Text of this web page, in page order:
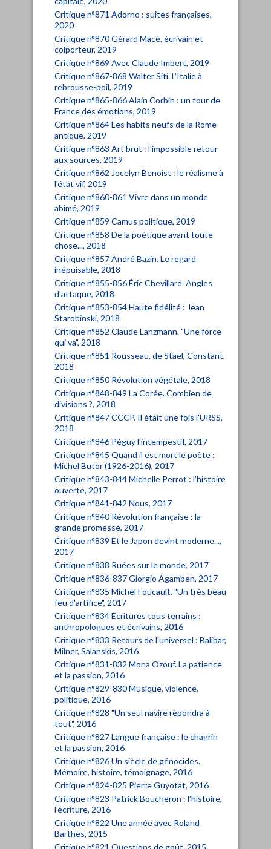
Critique n°871 Adorno : suites françaises,
2020
Critique n°870 Gérard Macé, écrivain et
colporteur, 2019
Critique n°869 Avec Claude Imbert, 2019
Critique n°867-868 Walter Siti. L'Italie à
rebrousse-poil, 2019
Critique n°865-866 Alain Corbin : un tour de
France des émotions, 2019
Critique n°864 Les habits neufs de la Rome
antique, 2019
Critique n°863 Art brut : l'impossible retour
aux sources, 2019
Critique n°862 Jocelyn Benoist : le réalisme à
l'état vif, 2019
Critique n°860-861 Vivre dans un monde
abîmé, 2019
Critique n°859 Camus politique, 2019
Critique n°858 De la poétique avant toute
chose..., 2018
Critique n°857 André Bazin. Le regard
inépuisable, 2018
Critique n°855-856 Éric Chevillard. Angles
d'attaque, 2018
Critique n°853-854 Haute fidélité : Jean
Starobinski, 2018
Critique n°852 Claude Lanzmann. "Une force
qui va", 2018
Critique n°851 Rousseau, de Staël, Constant,
2018
Critique n°850 Révolution végétale, 2018
Critique n°848-849 La Corée. Combien de
divisions ?, 2018
Critique n°847 CCCP. Il était une fois l'URSS,
2018
Critique n°846 Péguy l'intempestif, 2017
Critique n°845 Quand il est mort le poète :
Michel Butor (1926-2016), 2017
Critique n°843-844 Michelle Perrot : l'histoire
ouverte, 2017
Critique n°841-842 Nous, 2017
Critique n°840 Révolution française : la
grande promesse, 2017
Critique n°839 Et le Japon devint moderne...,
2017
Critique n°838 Ruées sur le monde, 2017
Critique n°836-837 Giorgio Agamben, 2017
Critique n°835 Michel Foucault. "Un très beau
feu d'artifice", 2017
Critique n°834 Écritures tous terrains :
anthropologues et écrivains, 2016
Critique n°833 Retours de l'universel : Balibar,
Milner, Salanskis, 2016
Critique n°831-832 Mona Ozouf. La patience
et la passion, 2016
Critique n°829-830 Musique, violence,
politique, 2016
Critique n°828 "Un seul navire répondra à
tout", 2016
Critique n°827 Langue française : le chagrin
et la passion, 2016
Critique n°826 Un siècle de génocides.
Mémoire, histoire, témoignage, 2016
Critique n°824-825 Pierre Guyotat, 2016
Critique n°823 Patrick Boucheron : l’histoire,
l’écriture, 2016
Critique n°822 Une année avec Roland
Barthes, 2015
Critique n°821 Questions de goût, 2015